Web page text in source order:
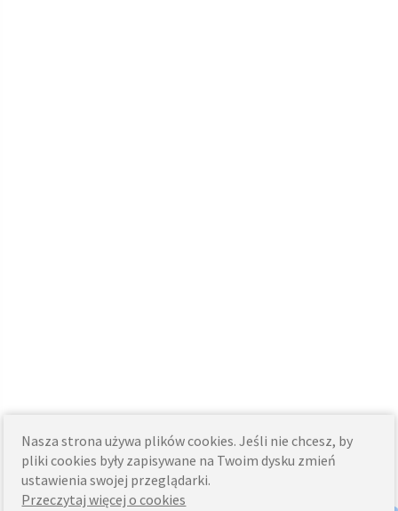
Nasza strona używa plików cookies. Jeśli nie chcesz, by
pliki cookies były zapisywane na Twoim dysku zmień
ustawienia swojej przeglądarki.
Przeczytaj więcej o cookies